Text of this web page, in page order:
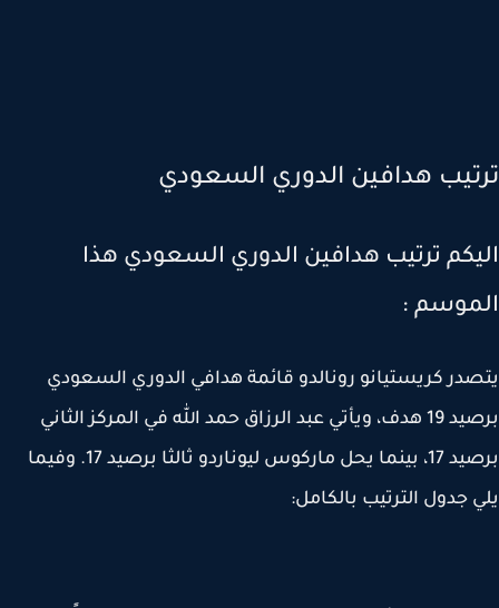
هدافين الدوري السعودي
ترتيب هدافين الدوري السعودي هذا
:
كريستيانو رونالدو قائمة هدافي الدوري السعودي
برصيد 19 هدف، ويأتي عبد الرزاق حمد الله في المركز الثاني
برصيد 17، بينما يحل ماركوس ليوناردو ثالثا برصيد 17. وفيما
جدول الترتيب بالكامل: